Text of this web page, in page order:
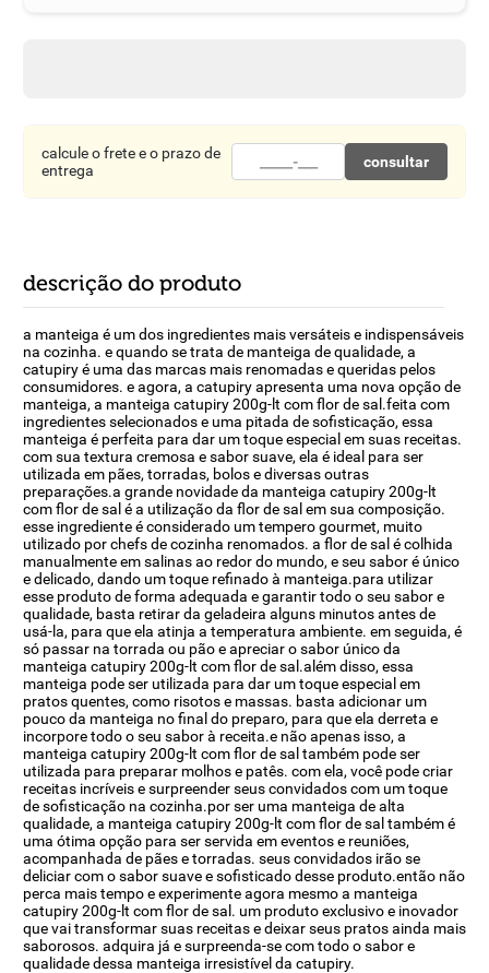
calcule o frete e o prazo de
entrega
consultar
descrição do produto
a manteiga é um dos ingredientes mais versáteis e indispensáveis
na cozinha. e quando se trata de manteiga de qualidade, a
catupiry é uma das marcas mais renomadas e queridas pelos
consumidores. e agora, a catupiry apresenta uma nova opção de
manteiga, a manteiga catupiry 200g-lt com flor de sal.feita com
ingredientes selecionados e uma pitada de sofisticação, essa
manteiga é perfeita para dar um toque especial em suas receitas.
com sua textura cremosa e sabor suave, ela é ideal para ser
utilizada em pães, torradas, bolos e diversas outras
preparações.a grande novidade da manteiga catupiry 200g-lt
com flor de sal é a utilização da flor de sal em sua composição.
esse ingrediente é considerado um tempero gourmet, muito
utilizado por chefs de cozinha renomados. a flor de sal é colhida
manualmente em salinas ao redor do mundo, e seu sabor é único
e delicado, dando um toque refinado à manteiga.para utilizar
esse produto de forma adequada e garantir todo o seu sabor e
qualidade, basta retirar da geladeira alguns minutos antes de
usá-la, para que ela atinja a temperatura ambiente. em seguida, é
só passar na torrada ou pão e apreciar o sabor único da
manteiga catupiry 200g-lt com flor de sal.além disso, essa
manteiga pode ser utilizada para dar um toque especial em
pratos quentes, como risotos e massas. basta adicionar um
pouco da manteiga no final do preparo, para que ela derreta e
incorpore todo o seu sabor à receita.e não apenas isso, a
manteiga catupiry 200g-lt com flor de sal também pode ser
utilizada para preparar molhos e patês. com ela, você pode criar
receitas incríveis e surpreender seus convidados com um toque
de sofisticação na cozinha.por ser uma manteiga de alta
qualidade, a manteiga catupiry 200g-lt com flor de sal também é
uma ótima opção para ser servida em eventos e reuniões,
acompanhada de pães e torradas. seus convidados irão se
deliciar com o sabor suave e sofisticado desse produto.então não
perca mais tempo e experimente agora mesmo a manteiga
catupiry 200g-lt com flor de sal. um produto exclusivo e inovador
que vai transformar suas receitas e deixar seus pratos ainda mais
saborosos. adquira já e surpreenda-se com todo o sabor e
qualidade dessa manteiga irresistível da catupiry.